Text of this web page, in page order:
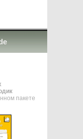
пакете